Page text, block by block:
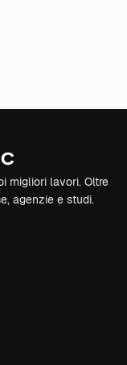
migliori lavori. Oltre
agenzie e studi.